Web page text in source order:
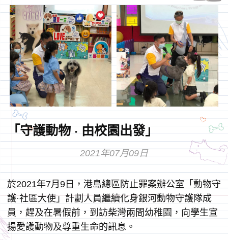
「守護動物 · 由校園出發」
2021年07月09日
於2021年7月9日，港島總區防止罪案辦公室「動物守
護·社區大使」計劃人員繼續化身銀河動物守護隊成
員，趕及在暑假前，到訪柴灣兩間幼稚園，向學生宣
揚愛護動物及尊重生命的訊息。